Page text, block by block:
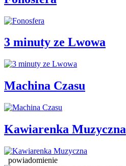
3 minuty ze Lwowa
Machina Czasu
Kawiarenka Muzyczna
powiadomienie